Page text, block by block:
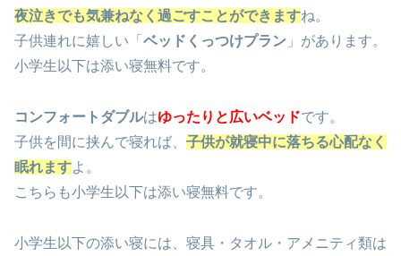
夜泣きでも気兼ねなく過ごすことができますね。
子供連れに嬉しい「 ベッドくっつけプラン 」があります。
小学生以下は添い寝無料です。
コンフォートダブルはゆったりと広いベッドです。
子供を間に挟んで寝れば、 子供が就寝中に落ちる心配なく
眠れますよ。
こちらも小学生以下は添い寝無料です。
小学生以下の添い寝には、寝具・タオル・アメニティ類は